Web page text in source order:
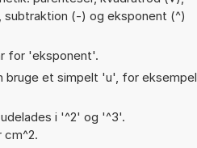
subtraktion (-) og eksponent (^)
for 'eksponent'.
et simpelt 'u', for eksempel
i '^2' og '^3'.
cm^2.